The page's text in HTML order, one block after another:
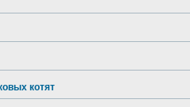
котят